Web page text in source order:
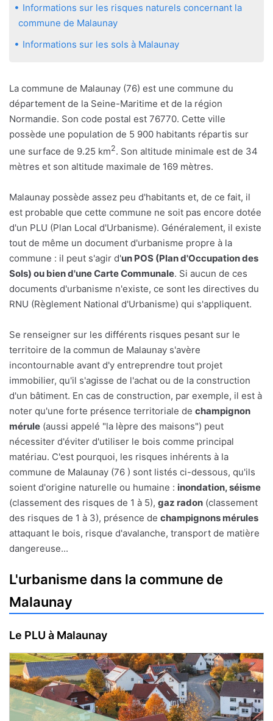
Informations sur les risques naturels concernant la
commune de Malaunay
Informations sur les sols à Malaunay
La commune de Malaunay (76) est une commune du
département de la Seine-Maritime et de la région
Normandie. Son code postal est 76770. Cette ville
possède une population de 5 900 habitants répartis sur
une surface de 9.25 km2. Son altitude minimale est de 34
mètres et son altitude maximale de 169 mètres.
Malaunay possède assez peu d'habitants et, de ce fait, il
est probable que cette commune ne soit pas encore dotée
d'un PLU (Plan Local d'Urbanisme). Généralement, il existe
tout de même un document d'urbanisme propre à la
commune : il peut s'agir d'un POS (Plan d'Occupation des
Sols) ou bien d'une Carte Communale. Si aucun de ces
documents d'urbanisme n'existe, ce sont les directives du
RNU (Règlement National d'Urbanisme) qui s'appliquent.
Se renseigner sur les différents risques pesant sur le
territoire de la commun de Malaunay s'avère
incontournable avant d'y entreprendre tout projet
immobilier, qu'il s'agisse de l'achat ou de la construction
d'un bâtiment. En cas de construction, par exemple, il est à
noter qu'une forte présence territoriale de champignon
mérule (aussi appelé "la lèpre des maisons") peut
nécessiter d'éviter d'utiliser le bois comme principal
matériau. C'est pourquoi, les risques inhérents à la
commune de Malaunay (76 ) sont listés ci-dessous, qu'ils
soient d'origine naturelle ou humaine : inondation, séisme
(classement des risques de 1 à 5), gaz radon (classement
des risques de 1 à 3), présence de champignons mérules
attaquant le bois, risque d'avalanche, transport de matière
dangereuse...
L'urbanisme dans la commune de
Malaunay
Le PLU à Malaunay